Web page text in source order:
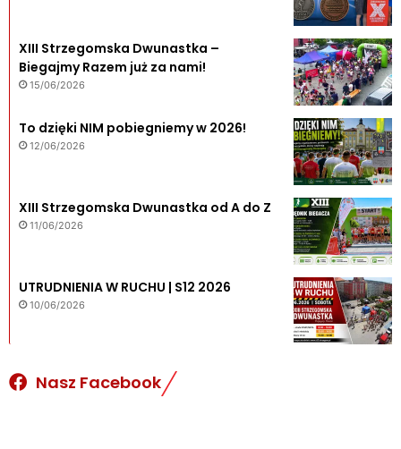
XIII Strzegomska Dwunastka –
Biegajmy Razem już za nami!
15/06/2026
To dzięki NIM pobiegniemy w 2026!
12/06/2026
XIII Strzegomska Dwunastka od A do Z
11/06/2026
UTRUDNIENIA W RUCHU | S12 2026
10/06/2026
Nasz Facebook